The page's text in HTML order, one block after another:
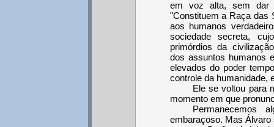
em voz alta, sem dar
"Constituem a Raça das
aos humanos
sociedade secreta,
primórdios da
dos assuntos humanos
elevados do poder
controle da humanidade,
Ele se voltou para
momento em que
Permanecemos
embaraçoso. Mas Álvaro